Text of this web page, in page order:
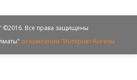
©2016. Все права защищены
от компании "Интернет Ангелы